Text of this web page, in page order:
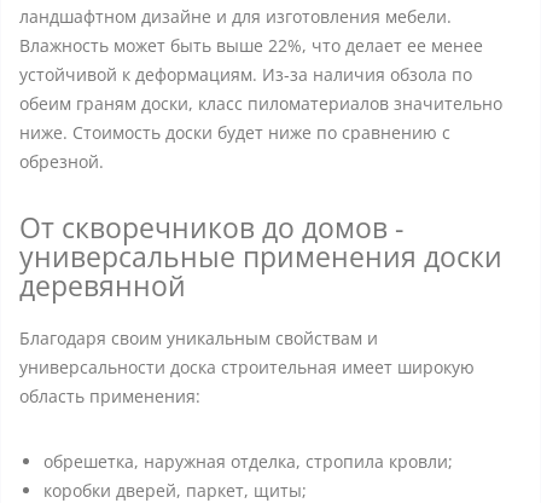
ландшафтном дизайне и для изготовления мебели.
Влажность может быть выше 22%, что делает ее менее
устойчивой к деформациям. Из-за наличия обзола по
обеим граням доски, класс пиломатериалов значительно
ниже. Стоимость доски будет ниже по сравнению с
обрезной.
От скворечников до домов -
универсальные применения доски
деревянной
Благодаря своим уникальным свойствам и
универсальности доска строительная имеет широкую
область применения:
обрешетка, наружная отделка, стропила кровли;
коробки дверей, паркет, щиты;